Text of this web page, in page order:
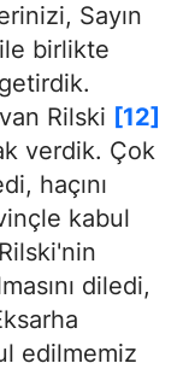
Sayın
birlikte
Rilski [12]
verdik. Çok
haçını
kabul
diledi,
edilmemiz